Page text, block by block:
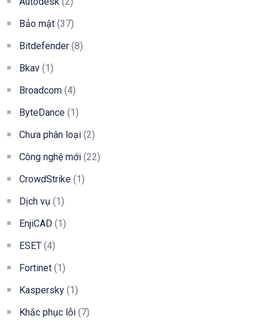
Bảo mật (37)
Bitdefender (8)
Bkav (1)
Broadcom (4)
ByteDance (1)
Chưa phân loại (2)
Công nghệ mới (22)
CrowdStrike (1)
Dịch vụ (1)
EnjiCAD (1)
ESET (4)
Fortinet (1)
Kaspersky (1)
Khắc phục lỗi (7)